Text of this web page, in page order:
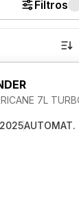
Filtros
AUTOMAT.